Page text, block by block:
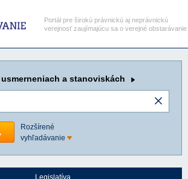
Portál pre širokú právnickú aj neprávnickú
verejnosť zaujímajúcu sa o verejné obstarávanie
a stanoviskách
Rozšírené
vyhľadávanie
Legislatíva